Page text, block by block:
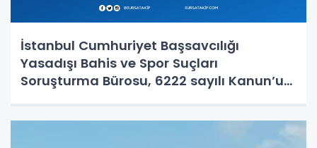
İstanbul Cumhuriyet Başsavcılığı
Yasadışı Bahis ve Spor Suçları
Soruşturma Bürosu, 6222 sayılı Kanun’un
uyuşturucu madde bulundurma ve